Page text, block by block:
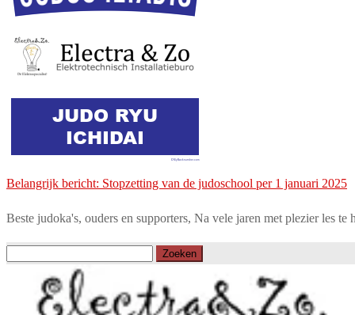
Belangrijk bericht: Stopzetting van de judoschool per 1 januari 2025
Beste judoka's, ouders en supporters, Na vele jaren met plezier les te